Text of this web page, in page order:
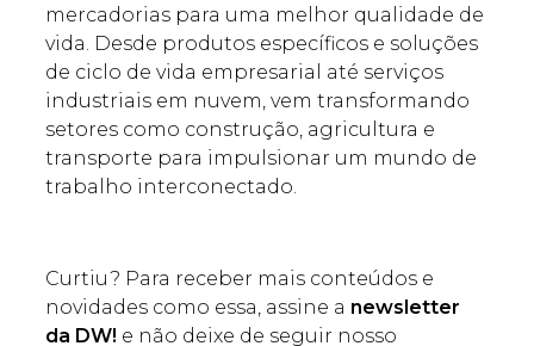
mercadorias para uma melhor qualidade de
vida. Desde produtos específicos e soluções
de ciclo de vida empresarial até serviços
industriais em nuvem, vem transformando
setores como construção, agricultura e
transporte para impulsionar um mundo de
trabalho interconectado.
Curtiu? Para receber mais conteúdos e
novidades como essa, assine a newsletter
da DW! e não deixe de seguir nosso